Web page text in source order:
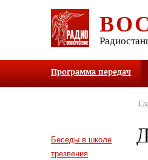
Программа передач
Беседы в школе
трезвения